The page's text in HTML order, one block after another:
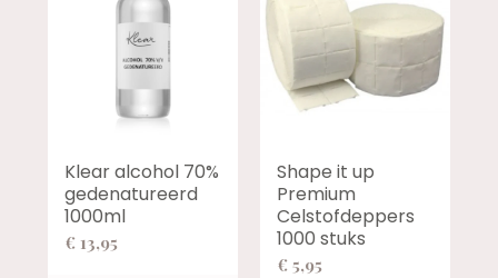
Klear alcohol 70%
gedenatureerd
1000ml
€ 13,95
Shape it up
Premium
Celstofdeppers
1000 stuks
€ 5,95